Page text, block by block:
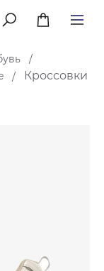
меню
/
/
Кроссовки